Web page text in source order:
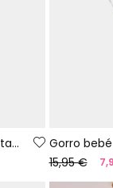
Gorro bebé riscas pretas e brancas
15,95 €